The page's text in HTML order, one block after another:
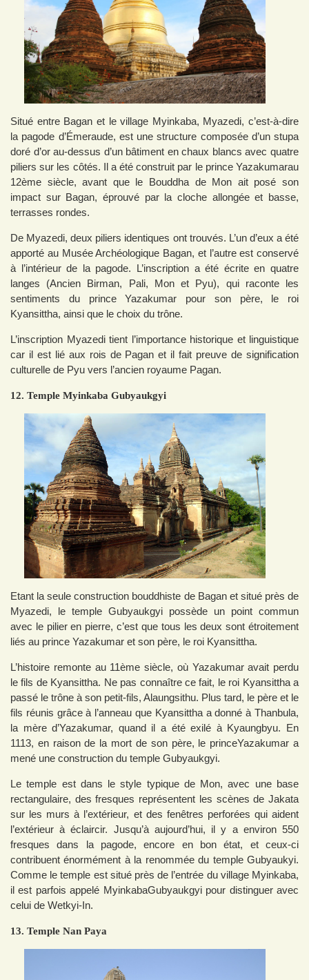
Situé entre Bagan et le village Myinkaba, Myazedi, c’est-à-dire
la pagode d’Émeraude, est une structure composée d’un stupa
doré d’or au-dessus d’un bâtiment en chaux blancs avec quatre
piliers sur les côtés. Il a été construit par le prince Yazakumarau
12ème siècle, avant que le Bouddha de Mon ait posé son
impact sur Bagan, éprouvé par la cloche allongée et basse,
terrasses rondes.
De Myazedi, deux piliers identiques ont trouvés. L’un d’eux a été
apporté au Musée Archéologique Bagan, et l’autre est conservé
à l’intérieur de la pagode. L’inscription a été écrite en quatre
langes (Ancien Birman, Pali, Mon et Pyu), qui raconte les
sentiments du prince Yazakumar pour son père, le roi
Kyansittha, ainsi que le choix du trône.
L’inscription Myazedi tient l’importance historique et linguistique
car il est lié aux rois de Pagan et il fait preuve de signification
culturelle de Pyu vers l’ancien royaume Pagan.
12. Temple Myinkaba Gubyaukgyi
Etant la seule construction bouddhiste de Bagan et situé près de
Myazedi, le temple Gubyaukgyi possède un point commun
avec le pilier en pierre, c’est que tous les deux sont étroitement
liés au prince Yazakumar et son père, le roi Kyansittha.
L’histoire remonte au 11ème siècle, où Yazakumar avait perdu
le fils de Kyansittha. Ne pas connaître ce fait, le roi Kyansittha a
passé le trône à son petit-fils, Alaungsithu. Plus tard, le père et le
fils réunis grâce à l’anneau que Kyansittha a donné à Thanbula,
la mère d’Yazakumar, quand il a été exilé à Kyaungbyu. En
1113, en raison de la mort de son père, le princeYazakumar a
mené une construction du temple Gubyaukgyi.
Le temple est dans le style typique de Mon, avec une base
rectangulaire, des fresques représentent les scènes de Jakata
sur les murs à l’extérieur, et des fenêtres perforées qui aident
l’extérieur à éclaircir. Jusqu’à aujourd’hui, il y a environ 550
fresques dans la pagode, encore en bon état, et ceux-ci
contribuent énormément à la renommée du temple Gubyaukyi.
Comme le temple est situé près de l’entrée du village Myinkaba,
il est parfois appelé MyinkabaGubyaukgyi pour distinguer avec
celui de Wetkyi-In.
13. Temple Nan Paya